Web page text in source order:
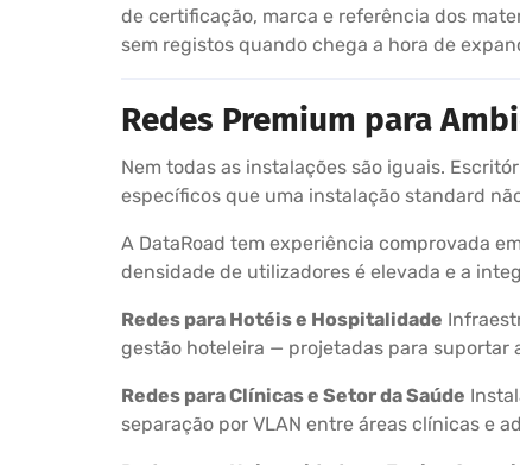
de certificação, marca e referência dos
sem registos quando chega a hora de
Redes Premium para
Nem todas as instalações são iguais.
específicos que uma instalação standard
A DataRoad tem experiência comprovada
densidade de utilizadores é elevada e a
Redes para Hotéis e Hospitalidade
gestão hoteleira — projetadas para suportar
Redes para Clínicas e Setor da Saúde
separação por VLAN entre áreas clínicas e